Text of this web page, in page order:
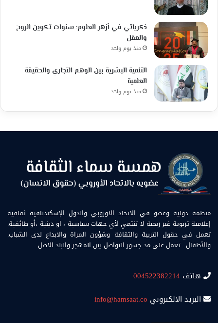
ذكرياتي في أزهر العلوم: سنوات تكوين الروح
والعقل
منذ يوم واحد
التنمية البشرية بين الوهم التجاري والحقيقة
العلمية
منذ يوم واحد
منظمة دولية وعضو في الاتحاد الاوروبي والدول الإسكندنافية ثقافية
إعلامية تربوية غير ربحية لا تنتمي لأي جهات سياسية ، او دينية ،أو طائفية.
تعمل في حقول التربية والثقافة وشؤون المراة والابداع لدى الشباب.
والأطفال . تعمل على مد جسور التواصل بين المهجر والبلد الاصل.
هاتف 004522382214
البريد الالكتروني info@hamsaat.co